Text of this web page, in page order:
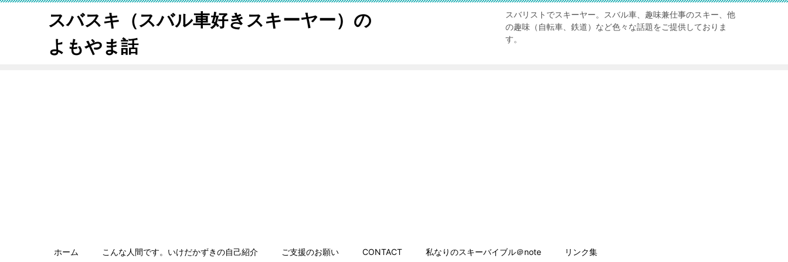
スバスキ（スバル車好きスキーヤー）の
よもやま話
スバリストでスキーヤー。スバル車、趣味兼仕事のスキー、他
の趣味（自転車、鉄道）など色々な話題をご提供しておりま
す。
ホーム こんな人間です。いけだかずきの自己紹介 ご支援のお願い CONTACT 私なりのスキーバイブル＠note リンク集